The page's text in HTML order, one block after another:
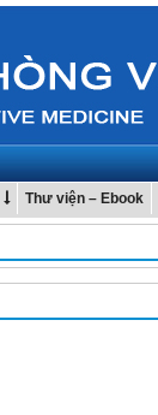
Thư viện – Ebook